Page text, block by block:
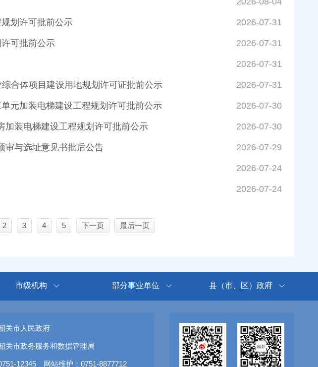
划许可批前公示 2026-07-31
可批前公示 2026-07-31
2026-07-31
合体项目建设用地规划许可证批前公示 2026-07-31
元加装电梯建设工程规划许可批前公示 2026-07-30
加装电梯建设工程规划许可批前公示 2026-07-30
审与选址意见书批后公告 2026-07-29
2026-07-24
2026-07-24
2 3 4 5 下一页 最后一页
市级机构 部分事业单位 县（市、区）政府
关市人民政府
关市政务服务和数据管理局
12345 网站维护：0751-8877712